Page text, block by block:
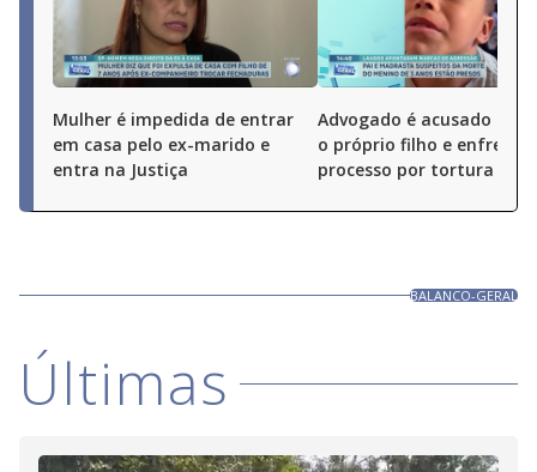
Mulher é impedida de entrar
em casa pelo ex-marido e
entra na Justiça
Advogado é acusado de
o próprio filho e enfrenta
processo por tortura
BALANCO-GERAL
Últimas